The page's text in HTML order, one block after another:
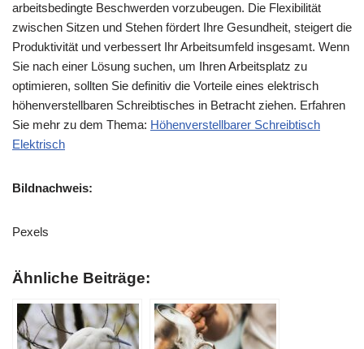
arbeitsbedingte Beschwerden vorzubeugen. Die Flexibilität
zwischen Sitzen und Stehen fördert Ihre Gesundheit, steigert die
Produktivität und verbessert Ihr Arbeitsumfeld insgesamt. Wenn
Sie nach einer Lösung suchen, um Ihren Arbeitsplatz zu
optimieren, sollten Sie definitiv die Vorteile eines elektrisch
höhenverstellbaren Schreibtisches in Betracht ziehen. Erfahren
Sie mehr zu dem Thema: Höhenverstellbarer Schreibtisch
Elektrisch
Bildnachweis:
Pexels
Ähnliche Beiträge: